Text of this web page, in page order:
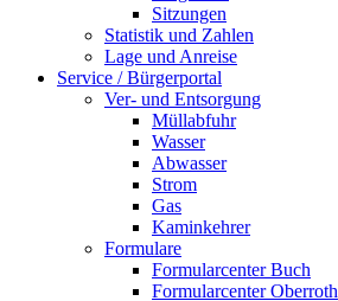
Sitzungen
Statistik und Zahlen
Lage und Anreise
Service / Bürgerportal
Ver- und Entsorgung
Müllabfuhr
Wasser
Abwasser
Strom
Gas
Kaminkehrer
Formulare
Formularcenter Buch
Formularcenter Oberroth